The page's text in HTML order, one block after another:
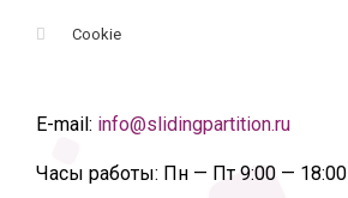
Cookie
E-mail: info@slidingpartition.ru
Часы работы: Пн — Пт 9:00 — 18:00